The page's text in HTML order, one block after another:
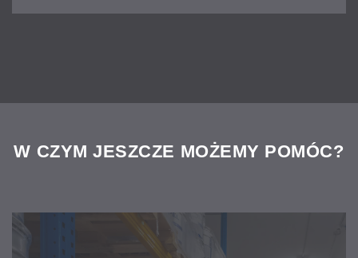
W CZYM JESZCZE MOŻEMY POMÓC?